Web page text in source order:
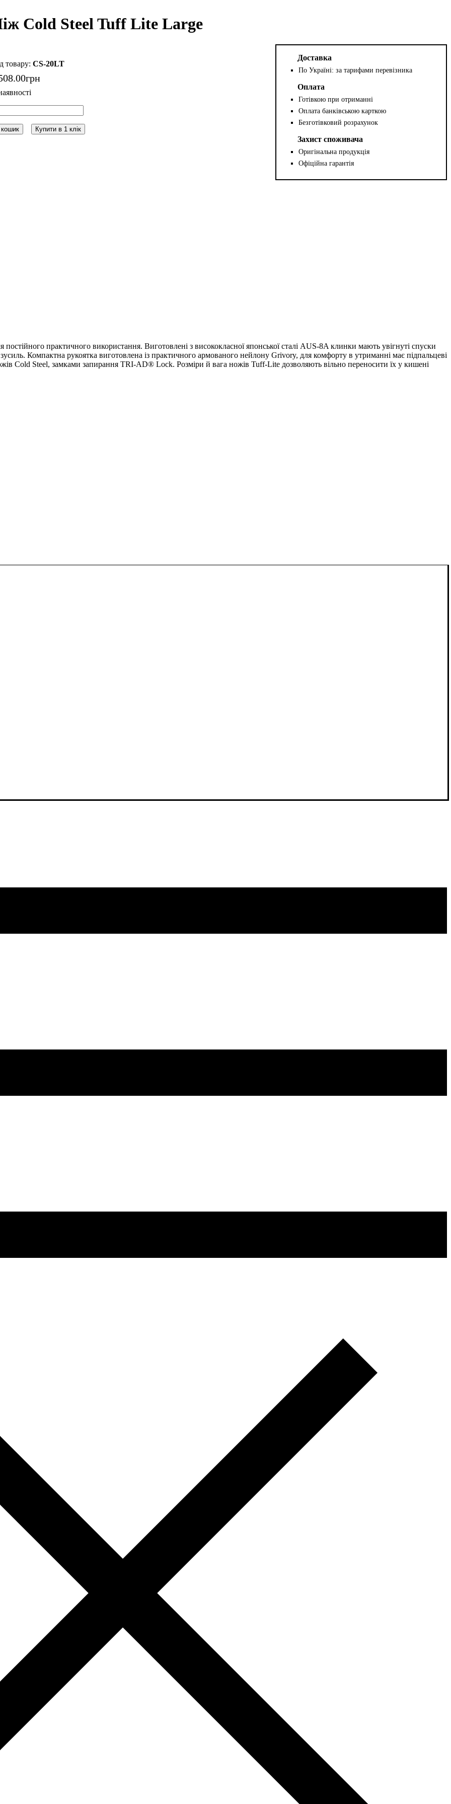
Cold Steel Tuff Lite Large
CS-20LT
.00грн
Купити в 1 клік
Доставка
По Україні: за тарифами перевізника
Оплата
Готівкою при отриманні
Оплата банківською карткою
Безготівковий розрахунок
Захист споживача
Оригінальна продукція
Офіційна гарантія
постійного практичного використання. Виготовлені з висококласної японської сталі AUS-8A клинки мають увігнуті спуски
Компактна рукоятка виготовлена із практичного армованого нейлону Grivory, для комфорту в утриманні має підпальцеві
Cold Steel, замками запирання TRI-AD® Lock. Розміри й вага ножів Tuff-Lite дозволяють вільно переносити їх у кишені